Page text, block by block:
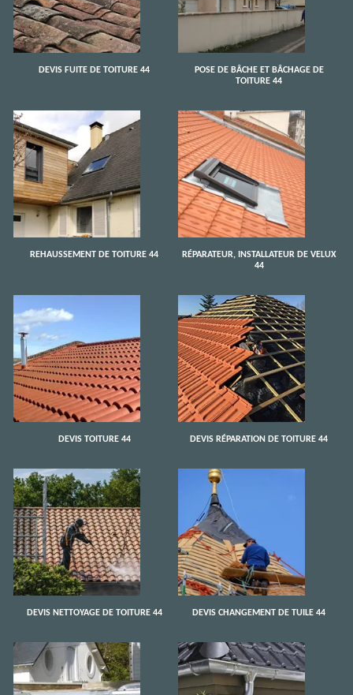
DEVIS FUITE DE TOITURE 44
POSE DE BÂCHE ET BÂCHAGE DE
TOITURE 44
REHAUSSEMENT DE TOITURE 44
RÉPARATEUR, INSTALLATEUR DE VELUX
44
DEVIS TOITURE 44 DEVIS RÉPARATION DE TOITURE 44
DEVIS NETTOYAGE DE TOITURE 44 DEVIS CHANGEMENT DE TUILE 44